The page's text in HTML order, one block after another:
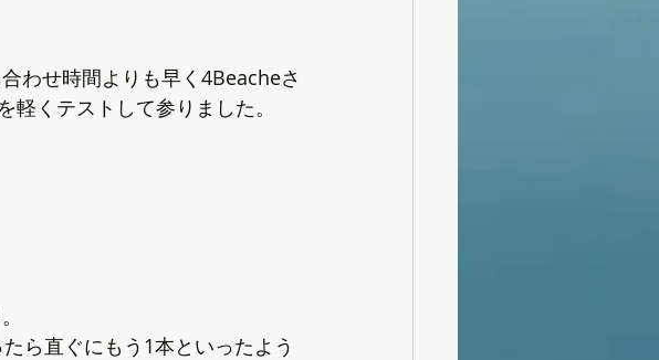
わせ時間よりも早く4Beacheさ
くテストして参りました。
ら直ぐにもう1本といったよう